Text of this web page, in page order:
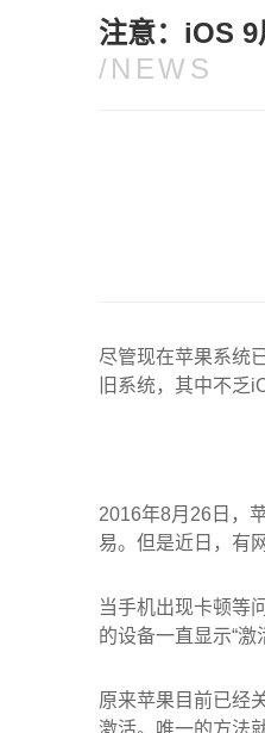
注意：iOS
/NEWS
尽管现在苹果系统
旧系统，其中不乏
2016年8月26日，
易。但是近日，有
当手机出现卡顿等
的设备一直显示“激
原来苹果目前已经
激活。唯一的方法